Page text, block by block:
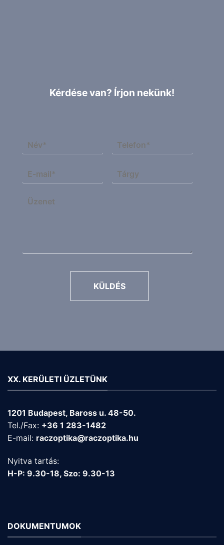
Kérdése van? Írjon nekünk!
KÜLDÉS
XX. KERÜLETI ÜZLETÜNK
1201 Budapest, Baross u. 48-50.
Tel./Fax: +36 1 283-1482
E-mail: raczoptika@raczoptika.hu
Nyitva tartás:
H-P: 9.30-18, Szo: 9.30-13
DOKUMENTUMOK